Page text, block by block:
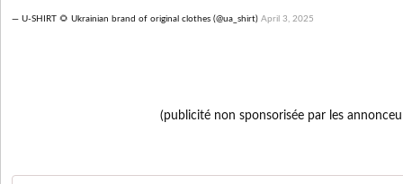
— U-SHIRT 🌻 Ukrainian brand of original clothes (@ua_shirt) April 3, 2025
(publicité non sponsorisée par les